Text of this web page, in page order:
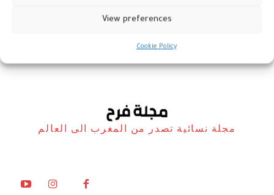
View preferences
Cookie Policy
مجلة نسائية تصدر من المغرب الى العالم